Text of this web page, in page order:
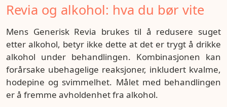
Revia og alkohol: hva du bør vite
Mens Generisk Revia brukes til å redusere suget
etter alkohol, betyr ikke dette at det er trygt å drikke
alkohol under behandlingen. Kombinasjonen kan
forårsake ubehagelige reaksjoner, inkludert kvalme,
hodepine og svimmelhet. Målet med behandlingen
er å fremme avholdenhet fra alkohol.